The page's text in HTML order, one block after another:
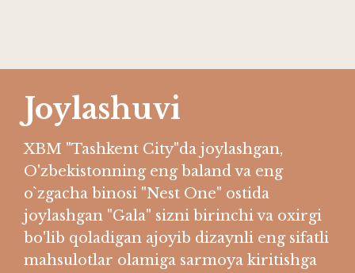
Joylashuvi
XBM "Tashkent City"da joylashgan,
O'zbekistonning eng baland va eng
o`zgacha binosi "Nest One" ostida
joylashgan "Gala" sizni birinchi va oxirgi
bo'lib qoladigan ajoyib dizaynli eng sifatli
mahsulotlar olamiga sarmoya kiritishga